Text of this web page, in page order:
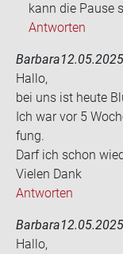
kann die Pause
Antworten
Barbara
Hallo,
bei uns ist heute
Ich war vor 5
fung.
Darf ich schon
Vie­len Dank
Antworten
Barbara
Hallo,